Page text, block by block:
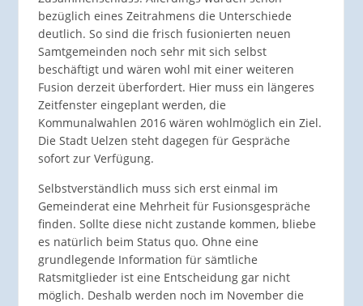
bezüglich eines Zeitrahmens die Unterschiede
deutlich. So sind die frisch fusionierten neuen
Samtgemeinden noch sehr mit sich selbst
beschäftigt und wären wohl mit einer weiteren
Fusion derzeit überfordert. Hier muss ein längeres
Zeitfenster eingeplant werden, die
Kommunalwahlen 2016 wären wohlmöglich ein Ziel.
Die Stadt Uelzen steht dagegen für Gespräche
sofort zur Verfügung.
Selbstverständlich muss sich erst einmal im
Gemeinderat eine Mehrheit für Fusionsgespräche
finden. Sollte diese nicht zustande kommen, bliebe
es natürlich beim Status quo. Ohne eine
grundlegende Information für sämtliche
Ratsmitglieder ist eine Entscheidung gar nicht
möglich. Deshalb werden noch im November die